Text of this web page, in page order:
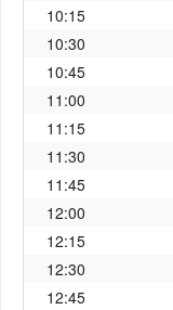
10:15
10:30
10:45
11:00
11:15
11:30
11:45
12:00
12:15
12:30
12:45